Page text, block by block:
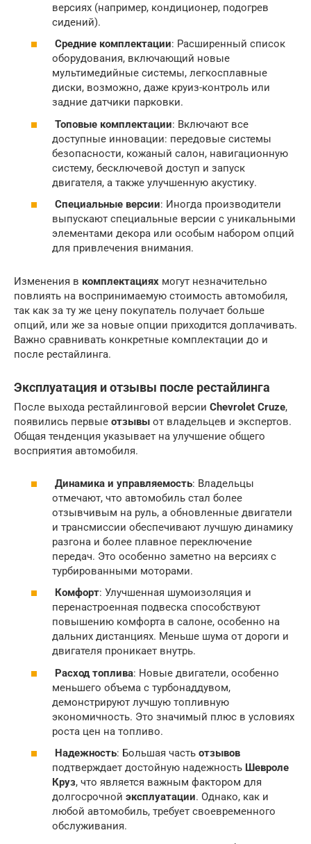
версиях (например, кондиционер, подогрев
сидений).
Средние комплектации: Расширенный список
оборудования, включающий новые
мультимедийные системы, легкосплавные
диски, возможно, даже круиз-контроль или
задние датчики парковки.
Топовые комплектации: Включают все
доступные инновации: передовые системы
безопасности, кожаный салон, навигационную
систему, бесключевой доступ и запуск
двигателя, а также улучшенную акустику.
Специальные версии: Иногда производители
выпускают специальные версии с уникальными
элементами декора или особым набором опций
для привлечения внимания.
Изменения в комплектациях могут незначительно
повлиять на воспринимаемую стоимость автомобиля,
так как за ту же цену покупатель получает больше
опций, или же за новые опции приходится доплачивать.
Важно сравнивать конкретные комплектации до и
после рестайлинга.
Эксплуатация иотзывы после рестайлинга
После выхода рестайлинговой версии Chevrolet Cruze,
появились первые отзывы от владельцев и экспертов.
Общая тенденция указывает на улучшение общего
восприятия автомобиля.
Динамика и управляемость: Владельцы
отмечают, что автомобиль стал более
отзывчивым на руль, а обновленные двигатели
и трансмиссии обеспечивают лучшую динамику
разгона и более плавное переключение
передач. Это особенно заметно на версиях с
турбированными моторами.
Комфорт: Улучшенная шумоизоляция и
перенастроенная подвеска способствуют
повышению комфорта в салоне, особенно на
дальних дистанциях. Меньше шума от дороги и
двигателя проникает внутрь.
Расход топлива: Новые двигатели, особенно
меньшего объема с турбонаддувом,
демонстрируют лучшую топливную
экономичность. Это значимый плюс в условиях
роста цен на топливо.
Надежность: Большая часть отзывов
подтверждает достойную надежность Шевроле
Круз, что является важным фактором для
долгосрочной эксплуатации. Однако, как и
любой автомобиль, требует своевременного
обслуживания.